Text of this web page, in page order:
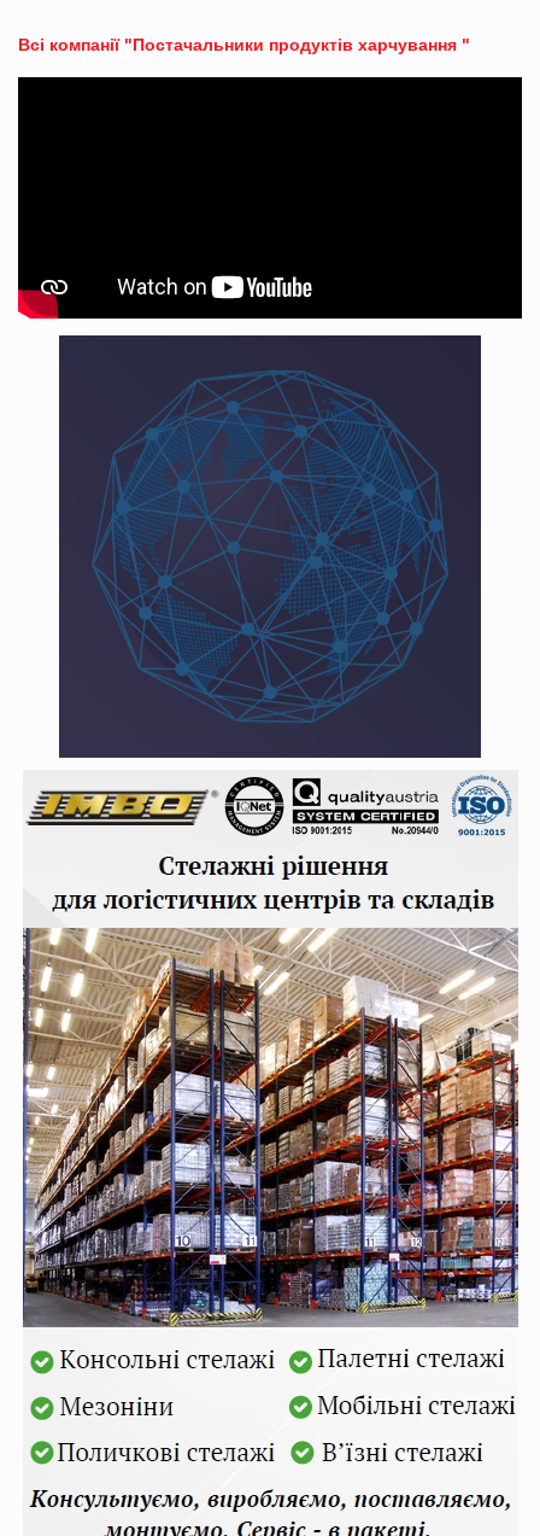
Всі компанії "Постачальники продуктів харчування "